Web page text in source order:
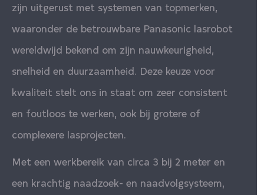
zijn uitgerust met systemen van topmerken,
waaronder de betrouwbare Panasonic lasrobot
wereldwijd bekend om zijn nauwkeurigheid,
snelheid en duurzaamheid. Deze keuze voor
kwaliteit stelt ons in staat om zeer consistent
en foutloos te werken, ook bij grotere of
complexere lasprojecten.
Met een werkbereik van circa 3 bij 2 meter en
een krachtig naadzoek- en naadvolgsysteem,